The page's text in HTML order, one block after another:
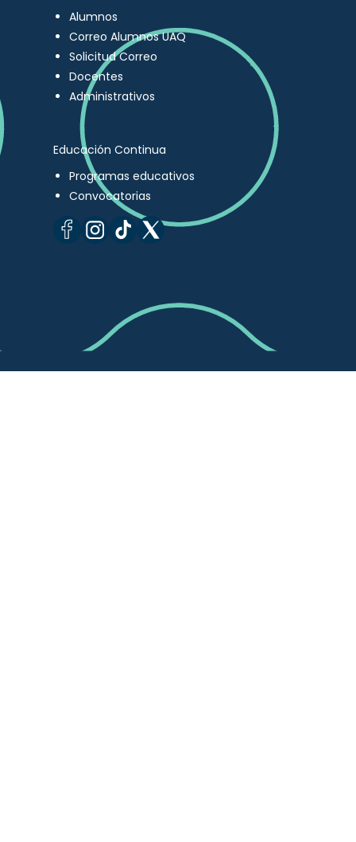
Alumnos
Correo Alumnos UAQ
Solicitud Correo
Docentes
Administrativos
Educación Continua
Programas educativos
Convocatorias